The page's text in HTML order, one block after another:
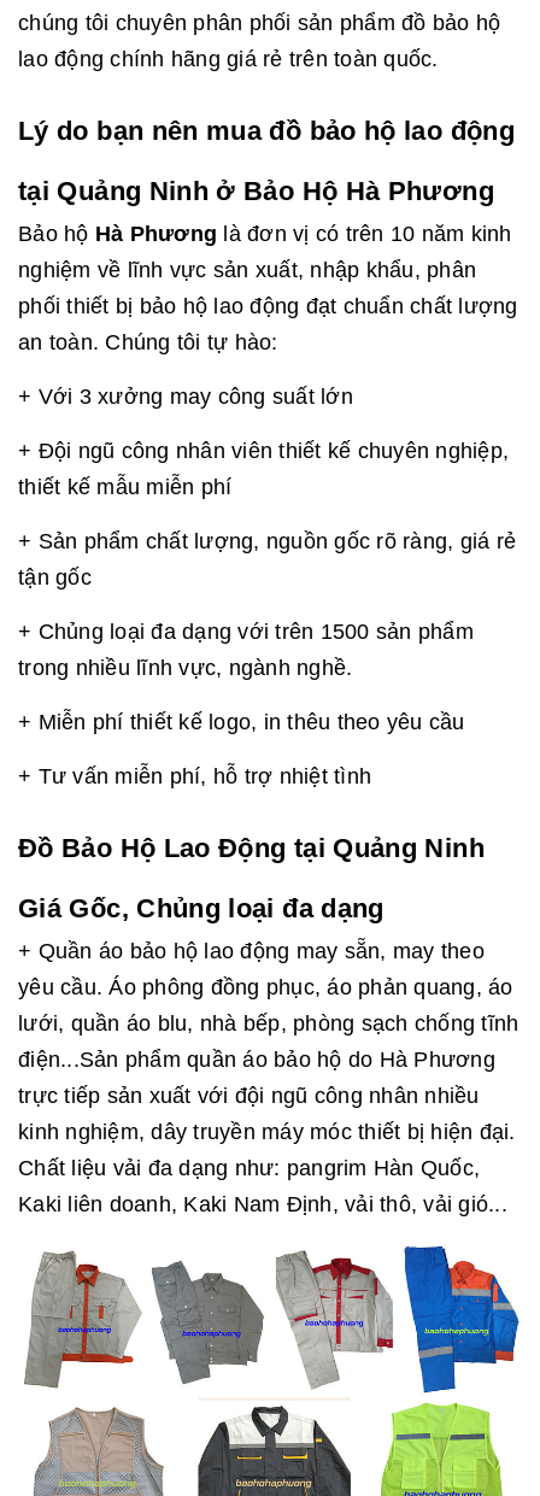
chúng tôi chuyên phân phối sản phẩm đồ bảo hộ
lao động chính hãng giá rẻ trên toàn quốc.
Lý do bạn nên mua đồ bảo hộ lao động
tại Quảng Ninh ở Bảo Hộ Hà Phương
Bảo hộ Hà Phương là đơn vị có trên 10 năm kinh
nghiệm về lĩnh vực sản xuất, nhập khẩu, phân
phối thiết bị bảo hộ lao động đạt chuẩn chất lượng
an toàn. Chúng tôi tự hào:
+ Với 3 xưởng may công suất lớn
+ Đội ngũ công nhân viên thiết kế chuyên nghiệp,
thiết kế mẫu miễn phí
+ Sản phẩm chất lượng, nguồn gốc rõ ràng, giá rẻ
tận gốc
+ Chủng loại đa dạng với trên 1500 sản phẩm
trong nhiều lĩnh vực, ngành nghề.
+ Miễn phí thiết kế logo, in thêu theo yêu cầu
+ Tư vấn miễn phí, hỗ trợ nhiệt tình
Đồ Bảo Hộ Lao Động tại Quảng Ninh
Giá Gốc, Chủng loại đa dạng
+ Quần áo bảo hộ lao động may sẵn, may theo
yêu cầu. Áo phông đồng phục, áo phản quang, áo
lưới, quần áo blu, nhà bếp, phòng sạch chống tĩnh
điện...Sản phẩm quần áo bảo hộ do Hà Phương
trực tiếp sản xuất với đội ngũ công nhân nhiều
kinh nghiệm, dây truyền máy móc thiết bị hiện đại.
Chất liệu vải đa dạng như: pangrim Hàn Quốc,
Kaki liên doanh, Kaki Nam Định, vải thô, vải gió...